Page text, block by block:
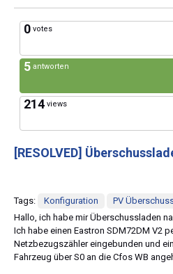
0 votes
5 antworten
214 views
[RESOLVED]
Tags: Konfiguration PV
Hallo, ich habe mir Überschussladen
Ich habe einen Eastron SDM72DM V2
Netzbezugszähler eingebunden und
Fahrzeug über S0 an die Cfos WB